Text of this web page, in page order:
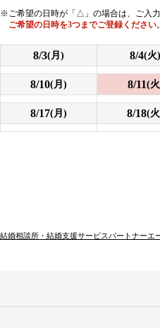
ご希望の日時が「△」の場合は、ご入
ご希望の日時を3つまでご登録ください
8/3(月) 8/4(火)
8/10(月) 8/11(
8/17(月) 8/18(
結婚相談所・結婚支援サービスパートナーエ